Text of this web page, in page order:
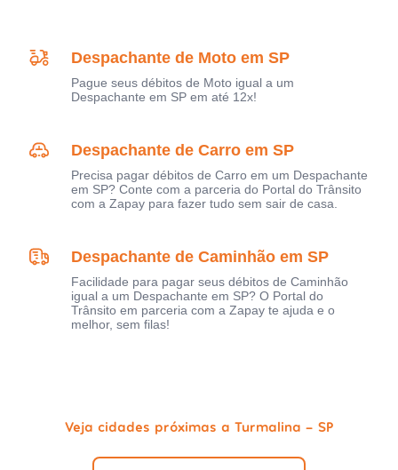
Despachante de Moto em SP
Pague seus débitos de Moto igual a um
Despachante em SP em até 12x!
Despachante de Carro em SP
Precisa pagar débitos de Carro em um Despachante
em SP? Conte com a parceria do Portal do Trânsito
com a Zapay para fazer tudo sem sair de casa.
Despachante de Caminhão em SP
Facilidade para pagar seus débitos de Caminhão
igual a um Despachante em SP? O Portal do
Trânsito em parceria com a Zapay te ajuda e o
melhor, sem filas!
Veja cidades próximas a Turmalina - SP